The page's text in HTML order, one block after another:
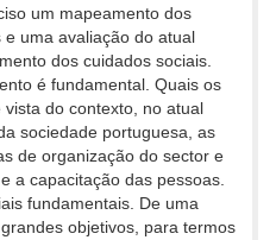
um mapeamento dos
uma avaliação do atual
dos cuidados sociais.
é fundamental. Quais os
do contexto, no atual
sociedade portuguesa, as
de organização do sector e
a capacitação das pessoas.
fundamentais. De uma
objetivos, para termos